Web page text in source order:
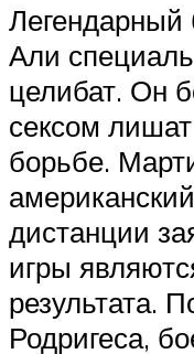
Али
целибат. Он
сексом
борьбе.
дистанции
игры
результата.
Родригеса,